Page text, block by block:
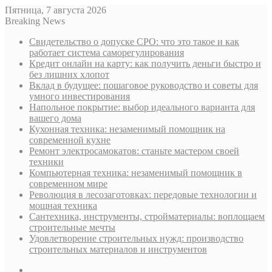
Пятница, 7 августа 2026
Breaking News
Свидетельство о допуске СРО: что это такое и как
работает система саморегулирования
Кредит онлайн на карту: как получить деньги быстро и
без лишних хлопот
Вклад в будущее: пошаговое руководство и советы для
умного инвестирования
Напольное покрытие: выбор идеального варианта для
вашего дома
Кухонная техника: незаменимый помощник на
современной кухне
Ремонт электросамокатов: станьте мастером своей
техники
Компьютерная техника: незаменимый помощник в
современном мире
Революция в лесозаготовках: передовые технологии и
мощная техника
Сантехника, инструменты, стройматериалы: воплощаем
строительные мечты
Удовлетворение строительных нужд: производство
строительных материалов и инструментов